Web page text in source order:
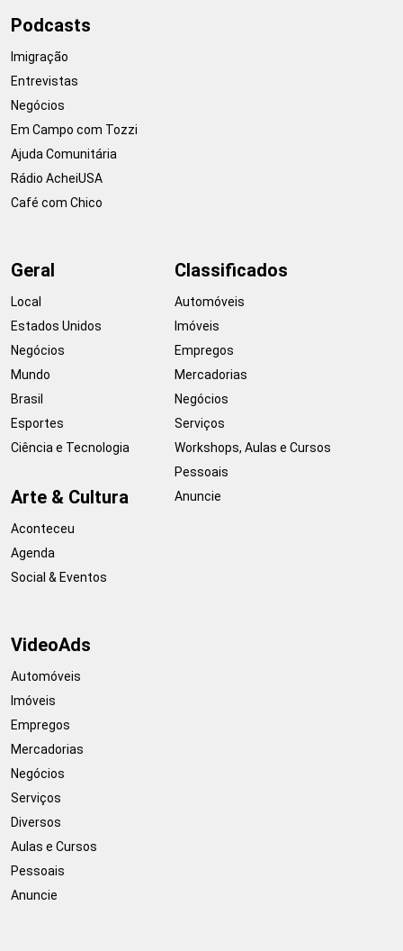
Podcasts
Imigração
Entrevistas
Negócios
Em Campo com Tozzi
Ajuda Comunitária
Rádio AcheiUSA
Café com Chico
Geral
Local
Estados Unidos
Negócios
Mundo
Brasil
Esportes
Ciência e Tecnologia
Arte & Cultura
Aconteceu
Agenda
Social & Eventos
Classificados
Automóveis
Imóveis
Empregos
Mercadorias
Negócios
Serviços
Workshops, Aulas e Cursos
Pessoais
Anuncie
VideoAds
Automóveis
Imóveis
Empregos
Mercadorias
Negócios
Serviços
Diversos
Aulas e Cursos
Pessoais
Anuncie